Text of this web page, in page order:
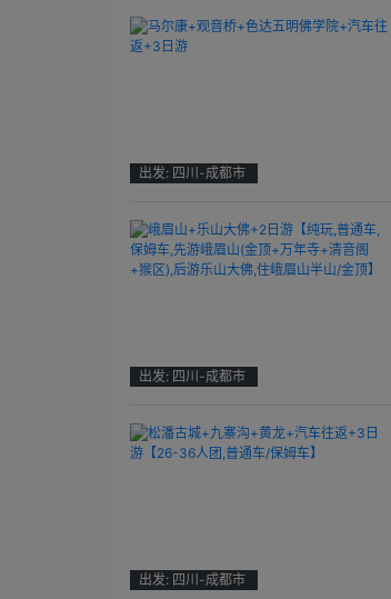
出发: 四川-成都市
出发: 四川-成都市
出发: 四川-成都市